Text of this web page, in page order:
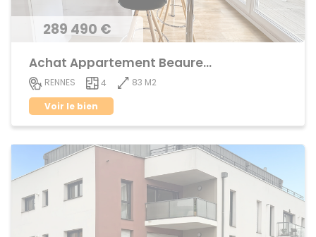
289 490 €
Achat Appartement Beauregard
RENNES 4
83 M2
Voir le bien